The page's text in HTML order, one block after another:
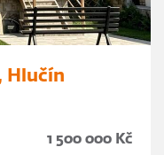
Hlučín
1 500 000 Kč